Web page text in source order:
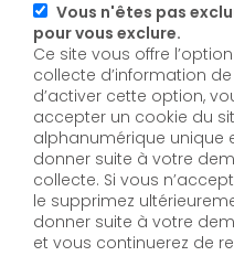
Vous n'êtes pas
pour vous exclure.
Ce site vous offre
collecte d’information
d’activer cette option,
accepter un cookie du
alphanumérique unique et
donner suite à votre
collecte. Si vous
le supprimez
donner suite à votre
et